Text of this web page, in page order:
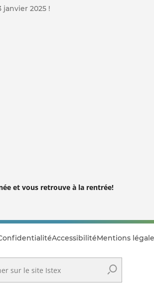
2025 !
et vous retrouve à la rentrée!
AccessibilitéMentions